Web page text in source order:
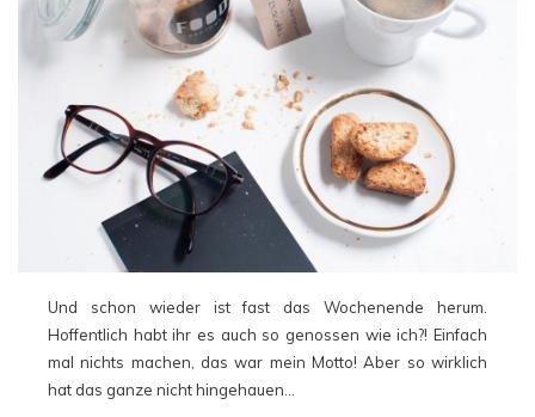
Und schon wieder ist fast das Wochenende herum.
Hoffentlich habt ihr es auch so genossen wie ich?! Einfach
mal nichts machen, das war mein Motto! Aber so wirklich
hat das ganze nicht hingehauen…